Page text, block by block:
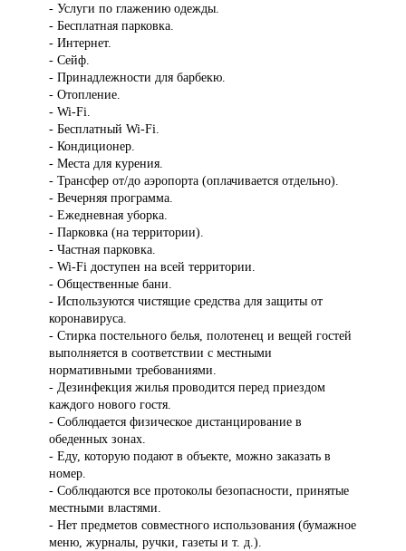
- Услуги по глажению одежды.
- Бесплатная парковка.
- Интернет.
- Сейф.
- Принадлежности для барбекю.
- Отопление.
- Wi-Fi.
- Бесплатный Wi-Fi.
- Кондиционер.
- Места для курения.
- Трансфер от/до аэропорта (оплачивается отдельно).
- Вечерняя программа.
- Ежедневная уборка.
- Парковка (на территории).
- Частная парковка.
- Wi-Fi доступен на всей территории.
- Общественные бани.
- Используются чистящие средства для защиты от
коронавируса.
- Стирка постельного белья, полотенец и вещей гостей
выполняется в соответствии с местными
нормативными требованиями.
- Дезинфекция жилья проводится перед приездом
каждого нового гостя.
- Соблюдается физическое дистанцирование в
обеденных зонах.
- Еду, которую подают в объекте, можно заказать в
номер.
- Соблюдаются все протоколы безопасности, принятые
местными властями.
- Нет предметов совместного использования (бумажное
меню, журналы, ручки, газеты и т. д.).